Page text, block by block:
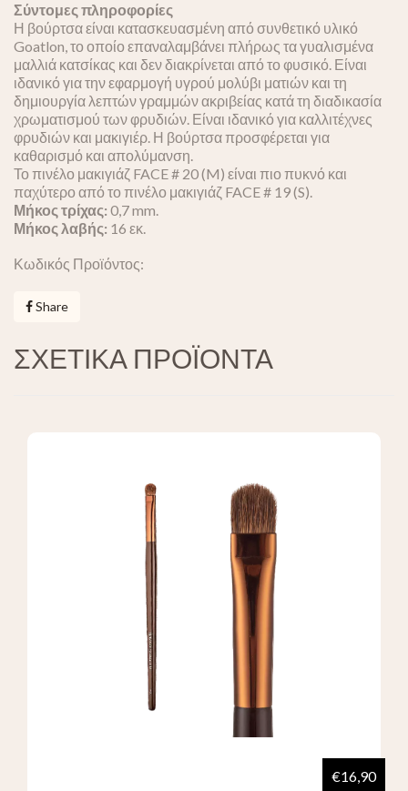
Σύντομες πληροφορίες
Η βούρτσα είναι κατασκευασμένη από συνθετικό υλικό
Goatlon, το οποίο επαναλαμβάνει πλήρως τα γυαλισμένα
μαλλιά κατσίκας και δεν διακρίνεται από το φυσικό. Είναι
ιδανικό για την εφαρμογή υγρού μολύβι ματιών και τη
δημιουργία λεπτών γραμμών ακριβείας κατά τη διαδικασία
χρωματισμού των φρυδιών. Είναι ιδανικό για καλλιτέχνες
φρυδιών και μακιγιέρ. Η βούρτσα προσφέρεται για
καθαρισμό και απολύμανση.
Το πινέλο μακιγιάζ FACE # 20 (M) είναι πιο πυκνό και
παχύτερο από το πινέλο μακιγιάζ FACE # 19 (S).
Μήκος τρίχας: 0,7 mm.
Μήκος λαβής: 16 εκ.
Κωδικός Προϊόντος:
Share
ΣΧΕΤΙΚΑ ΠΡΟΪΟΝΤΑ
€16,90